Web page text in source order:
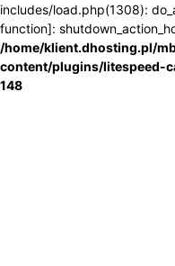
includes/load.php(1308):
function]:
/home/klient.dhosting.pl/
content/plugins/litespeed-
148